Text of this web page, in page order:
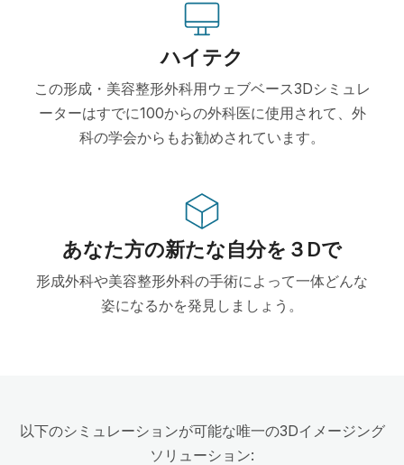
ハイテク
この形成・美容整形外科用ウェブベース3Dシミュレ
ーターはすでに100からの外科医に使用されて、外
科の学会からもお勧めされています。
あなた方の新たな自分を３Dで
形成外科や美容整形外科の手術によって一体どんな
姿になるかを発見しましょう。
以下のシミュレーションが可能な唯一の3Dイメージング
ソリューション: